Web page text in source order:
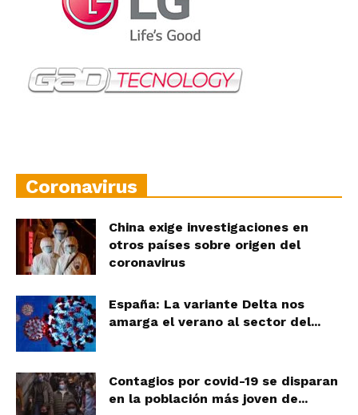
Coronavirus
China exige investigaciones en
otros países sobre origen del
coronavirus
España: La variante Delta nos
amarga el verano al sector del...
Contagios por covid-19 se disparan
en la población más joven de...